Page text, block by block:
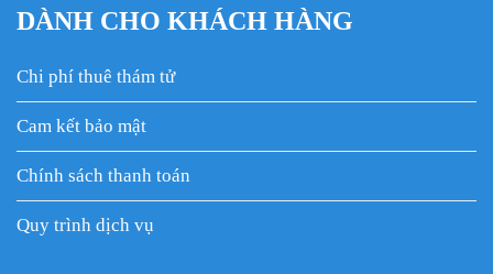
DÀNH CHO KHÁCH HÀNG
Chi phí thuê thám tử
Cam kết bảo mật
Chính sách thanh toán
Quy trình dịch vụ